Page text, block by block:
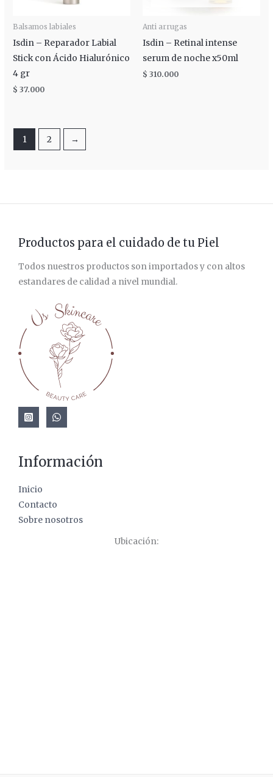
Balsamos labiales
Isdin – Reparador Labial
Stick con Ácido Hialurónico
4 gr
$ 37.000
Anti arrugas
Isdin – Retinal intense
serum de noche x50ml
$ 310.000
1 2 →
Productos para el cuidado de tu Piel
Todos nuestros productos son importados y con altos
estandares de calidad a nivel mundial.
Información
Inicio
Contacto
Sobre nosotros
Ubicación: